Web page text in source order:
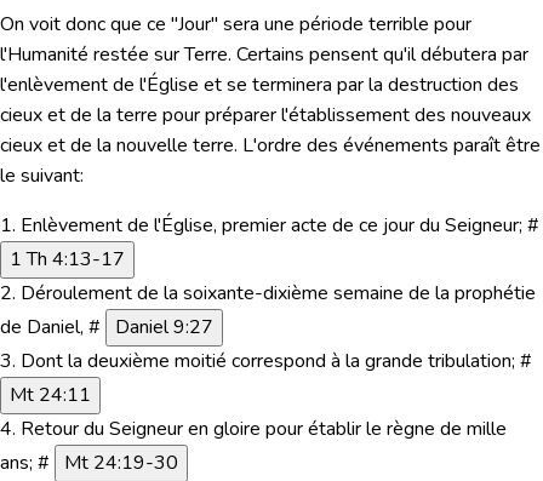
On voit donc que ce "Jour" sera une période terrible pour
l'Humanité restée sur Terre. Certains pensent qu'il débutera par
l'enlèvement de l'Église et se terminera par la destruction des
cieux et de la terre pour préparer l'établissement des nouveaux
cieux et de la nouvelle terre. L'ordre des événements paraît être
le suivant:
1. Enlèvement de l'Église, premier acte de ce jour du Seigneur; #
1 Th 4:13-17
2. Déroulement de la soixante-dixième semaine de la prophétie
de Daniel, #
Daniel 9:27
3. Dont la deuxième moitié correspond à la grande tribulation; #
Mt 24:11
4. Retour du Seigneur en gloire pour établir le règne de mille
ans; #
Mt 24:19-30